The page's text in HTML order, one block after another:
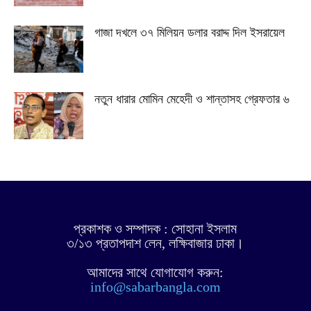
গাজা দখলে ৩৭ মিলিয়ন ডলার বরাদ্দ দিল ইসরায়েল
নতুন ধারার মোমিন মেহেদী ও শান্তাসহ গ্রেফতার ৬
প্রকাশক ও সম্পাদক : সোহানা ইসলাম
৩/১৩ প্রতাপদাশ লেন, লক্ষিবাজার ঢাকা।
আমাদের সাথে যোগাযোগ করুন:
info@sabarbangla.com